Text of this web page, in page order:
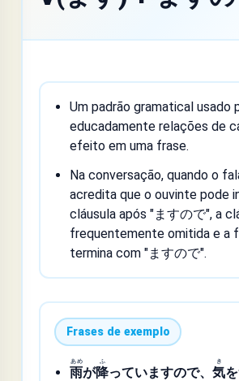
Um padrão gramatical usado
educadamente relações de
efeito em uma frase.
Na conversação, quando o
acredita que o ouvinte pode
cláusula após "ますので", a
frequentemente omitida e a
termina com "ますので".
Frases de exemplo
雨
あめ
が降
ふ
っていますので、気
き